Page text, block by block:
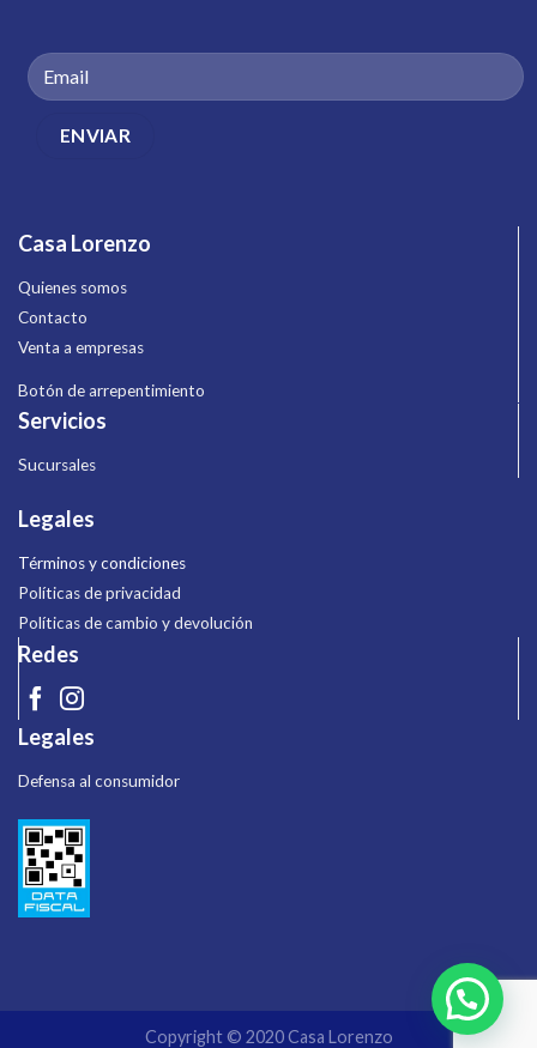
Casa Lorenzo
Quienes somos
Contacto
Venta a empresas
Botón de arrepentimiento
Servicios
Sucursales
Legales
Términos y condiciones
Políticas de privacidad
Políticas de cambio y devolución
Redes
Legales
Defensa al consumidor
Copyright © 2020 Casa Lorenzo